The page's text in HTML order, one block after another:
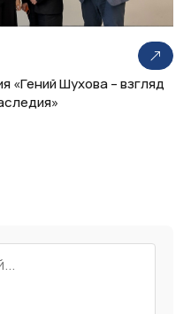
«Гений Шухова – взгляд